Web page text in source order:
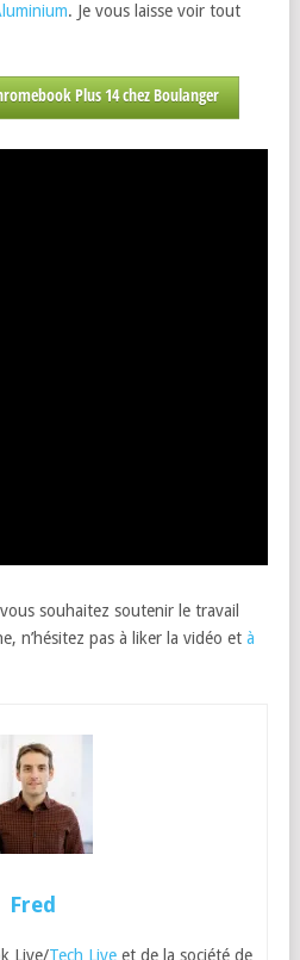
. Je vous laisse voir tout
Plus 14 chez Boulanger
souhaitez soutenir le travail
n’hésitez pas à liker la vidéo et à
Fred
Live/Tech Live et de la société de